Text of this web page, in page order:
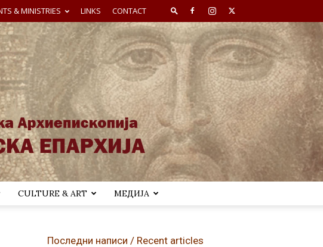
& MINISTRIES LINKS CONTACT
CULTURE & ART МЕДИЈА
Последни написи / Recent articles